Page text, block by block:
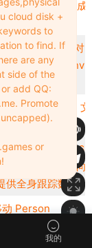
Android 手机变成
制器。
画插件；通过对
行排序完成的 bhv
理和播放 BVH 文
XBox 360
V1.0 3D 扫描仪向
供全身跟踪数据。
动 Person
。
我的
cloud disk +
to
to find. If
are any
side of the
add QQ:
. Promote
or